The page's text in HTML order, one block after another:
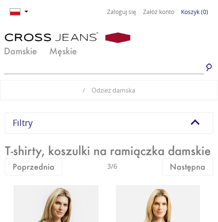
Zaloguj się Załóż konto Koszyk(0)
Damskie Męskie
Jeansy damskie
Odzież damska
Basic damski
Jeansy męskie
Odzież męska
Basic męski
/ Odzież damska
Filtry
T-shirty, koszulki na ramiączka damskie
Następna
Poprzednia 3/6